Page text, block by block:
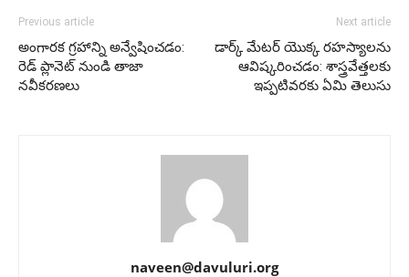
Previous article
అంగారక గ్రహాన్ని అన్వేషించడం:
రెడ్ ప్లానెట్ నుండి తాజా
నవీకరణలు
Next article
డార్క్ మేటర్ యొక్క రహస్యాలను
ఆవిష్కరించడం: శాస్త్రవేత్తలకు
ఇప్పటివరకు ఏమి తెలుసు
naveen@davuluri.org